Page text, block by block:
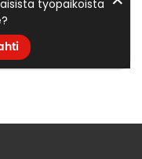
työpaikoista